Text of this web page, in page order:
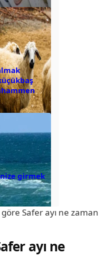
girmek
Safer ayı ne zaman
ayı ne